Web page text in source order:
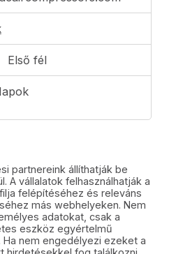
Első fél
partnereink állíthatják be
A vállalatok felhasználhatják a
felépítéséhez és releváns
más webhelyeken. Nem
adatokat, csak a
eszköz egyértelmű
Ha nem engedélyezi ezeket a